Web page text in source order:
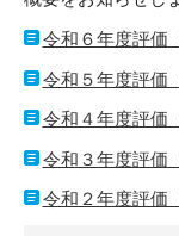
令和６年度評価
令和５年度評価
令和４年度評価
令和３年度評価
令和２年度評価